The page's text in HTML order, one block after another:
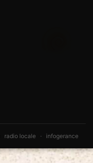
radio locale · infogerance